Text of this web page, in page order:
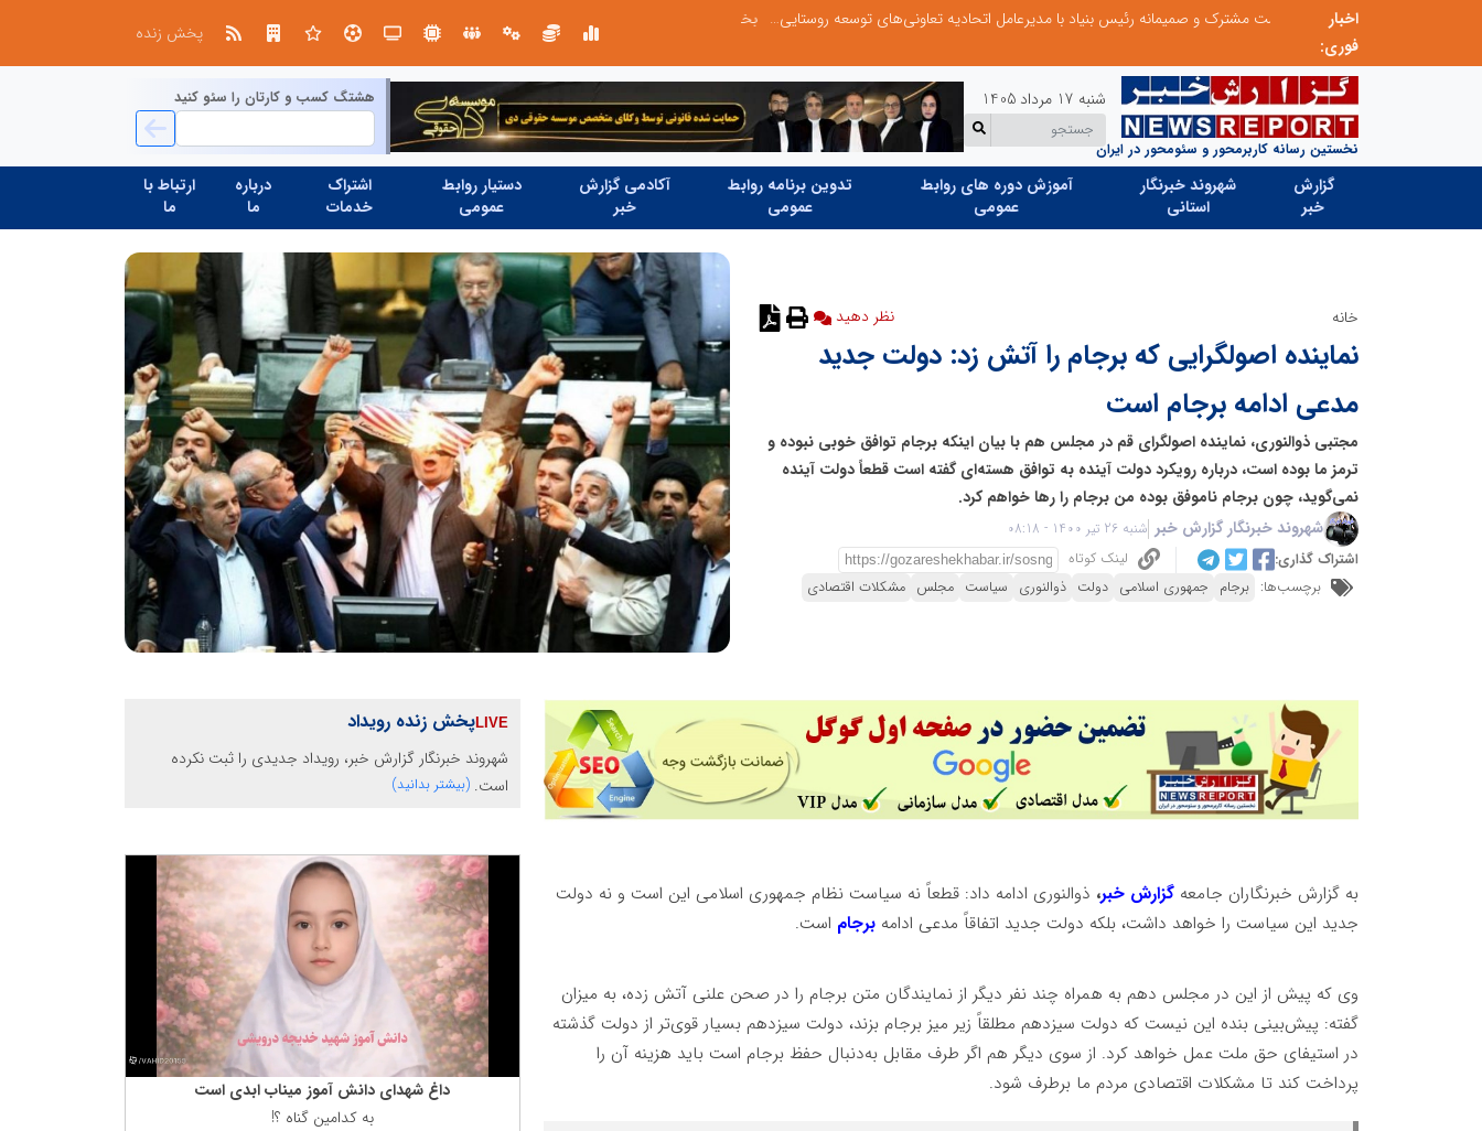
اخبار
فوری:
بخش اول گفت‌وگوی رئیس‌جمهور پزشکیان با مردم روایت تصویری از خدمت در مسیر اربعین حسینی
پخش زنده
نخستین رسانه کاربرمحور و سئومحور در ایران
شنبه 17 مرداد 1405 هشتگ کسب و کارتان را سئو کنید
گزارش
خبر
شهروند خبرنگار
استانی
آموزش دوره های روابط
عمومی
تدوین برنامه روابط
عمومی
آکادمی گزارش
خبر
دستیار روابط
عمومی
اشتراک
خدمات
درباره
ما
ارتباط با
ما
خانه نظر دهید
نماینده اصولگرایی که برجام را آتش زد: دولت جدید
مدعی ادامه برجام است
مجتبی ذوالنوری، نماینده اصولگرای قم در مجلس هم با بیان اینکه برجام توافق خوبی نبوده و
ترمز ما بوده است، درباره رویکرد دولت آینده به توافق هسته‌ای گفته است قطعاً دولت آینده
نمی‌گوید، چون برجام ناموفق بوده من برجام را رها خواهم کرد.
شهروند خبرنگار گزارش خبر شنبه 26 تیر 1400 - 08:18
اشتراک گذاری:
لینک کوتاه
برچسب‌ها: برجام جمهوری اسلامی دولت ذوالنوری سیاست مجلس مشکلات اقتصادی
به گزارش خبرنگاران جامعهگزارش خبر، ذوالنوری ادامه داد: قطعاً نه سیاست نظام جمهوری اسلامی این است و نه دولت
جدید این سیاست را خواهد داشت، بلکه دولت جدید اتفاقاً مدعی ادامه برجام است.
وی که پیش از این در مجلس دهم به همراه چند نفر دیگر از نمایندگان متن برجام را در صحن علنی آتش زده، به میزان
گفته: پیش‌بینی بنده این نیست که دولت سیزدهم مطلقاً زیر میز برجام بزند، دولت سیزدهم بسیار قوی‌تر از دولت گذشته
در استیفای حق ملت عمل خواهد کرد. از سوی دیگر هم اگر طرف مقابل به‌دنبال حفظ برجام است باید هزینه آن را
پرداخت کند تا مشکلات اقتصادی مردم ما برطرف شود.
پخش زنده رویداد
شهروند خبرنگار گزارش خبر، رویداد جدیدی را ثبت نکرده
است. (بیشتر بدانید)
داغ شهدای دانش آموز میناب ابدی است
به كدامین گناه ؟!